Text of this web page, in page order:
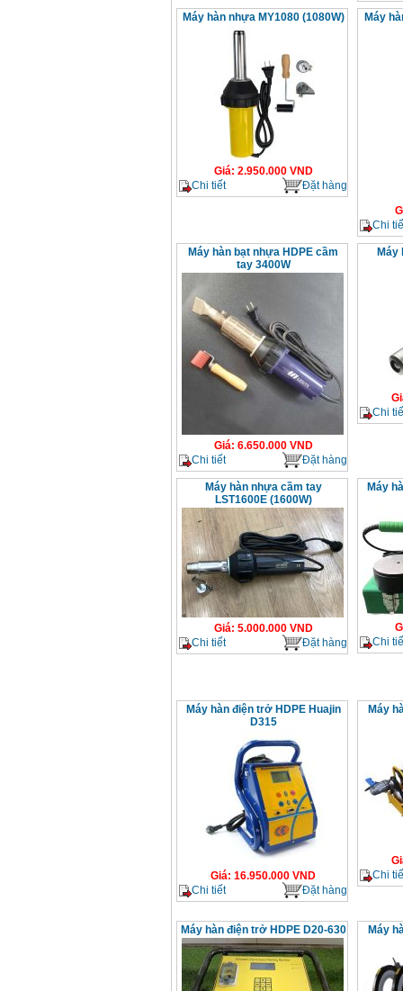
Máy hàn nhựa MY1080 (1080W)
Giá: 2.950.000VND
Chi tiết
Đặt hàng
Máy
Chi
Máy hàn bạt nhựa HDPE cầm
tay 3400W
Giá: 6.650.000VND
Chi tiết
Đặt hàng
Máy
Chi
Máy hàn nhựa cầm tay
LST1600E (1600W)
Giá: 5.000.000VND
Chi tiết
Đặt hàng
Máy
Chi
Máy hàn điện trở HDPE Huajin
D315
Giá: 16.950.000 VND
Chi tiết
Đặt hàng
Máy
Chi
Máy hàn điện trở HDPE D20-630 Máy